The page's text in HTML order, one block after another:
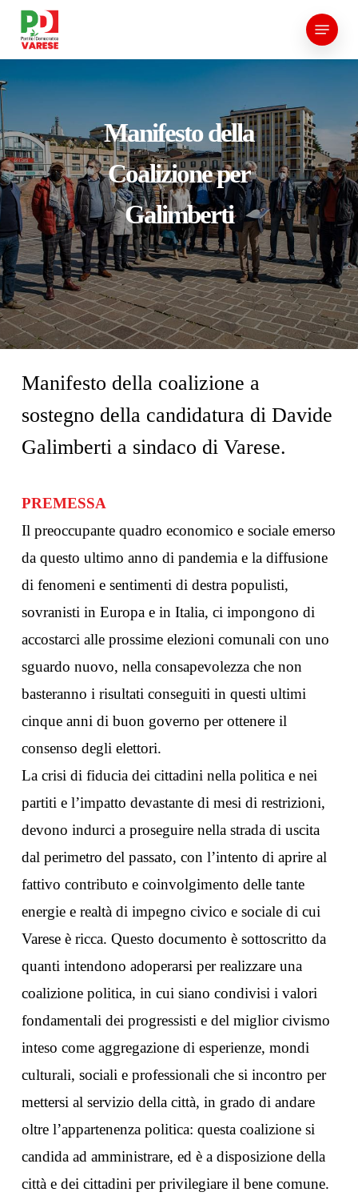
Skip
content
Menu
Manifesto della
Coalizione per
Galimberti
Manifesto della coalizione a
sostegno della candidatura di Davide
Galimberti a sindaco di Varese.
PREMESSA
Il preoccupante quadro economico e sociale emerso
da questo ultimo anno di pandemia e la diffusione
di fenomeni e sentimenti di destra populisti,
sovranisti in Europa e in Italia, ci impongono di
accostarci alle prossime elezioni comunali con uno
sguardo nuovo, nella consapevolezza che non
basteranno i risultati conseguiti in questi ultimi
cinque anni di buon governo per ottenere il
consenso degli elettori.
La crisi di fiducia dei cittadini nella politica e nei
partiti e l’impatto devastante di mesi di restrizioni,
devono indurci a proseguire nella strada di uscita
dal perimetro del passato, con l’intento di aprire al
fattivo contributo e coinvolgimento delle tante
energie e realtà di impegno civico e sociale di cui
Varese è ricca. Questo documento è sottoscritto da
quanti intendono adoperarsi per realizzare una
coalizione politica, in cui siano condivisi i valori
fondamentali dei progressisti e del miglior civismo
inteso come aggregazione di esperienze, mondi
culturali, sociali e professionali che si incontro per
mettersi al servizio della città, in grado di andare
oltre l’appartenenza politica: questa coalizione si
candida ad amministrare, ed è a disposizione della
città e dei cittadini per privilegiare il bene comune.